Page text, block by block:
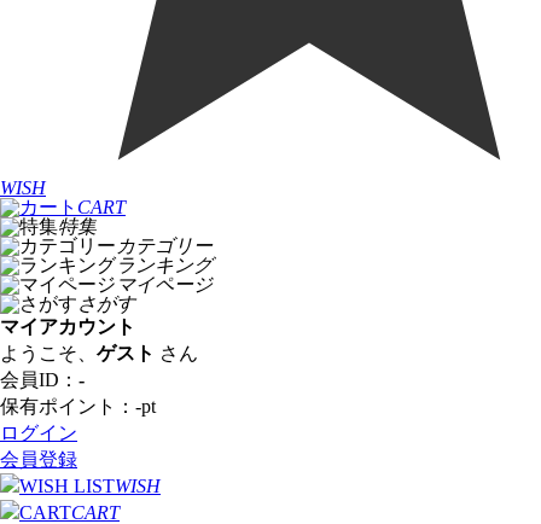
WISH
CART
特集
カテゴリー
ランキング
マイページ
さがす
マイアカウント
ようこそ、 ゲスト さん
会員ID： -
保有ポイント： -pt
ログイン
会員登録
WISH
CART